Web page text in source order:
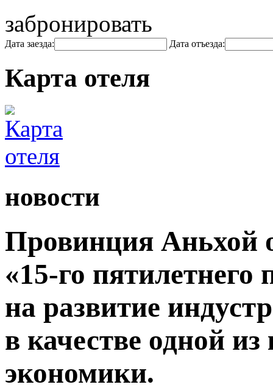
забронировать
Дата заезда: Дата отъезда:
Карта отеля
новости
Провинция Аньхой
«15-го
на развитие
в качестве одной
экономики.